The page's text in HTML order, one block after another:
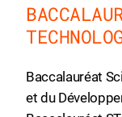
Baccalauréat
et du